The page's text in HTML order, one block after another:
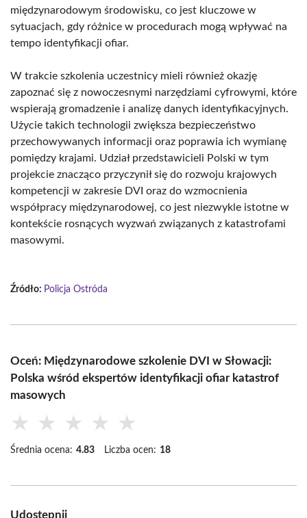
międzynarodowym środowisku, co jest kluczowe w
sytuacjach, gdy różnice w procedurach mogą wpływać na
tempo identyfikacji ofiar.
W trakcie szkolenia uczestnicy mieli również okazję
zapoznać się z nowoczesnymi narzędziami cyfrowymi, które
wspierają gromadzenie i analizę danych identyfikacyjnych.
Użycie takich technologii zwiększa bezpieczeństwo
przechowywanych informacji oraz poprawia ich wymianę
pomiędzy krajami. Udział przedstawicieli Polski w tym
projekcie znacząco przyczynił się do rozwoju krajowych
kompetencji w zakresie DVI oraz do wzmocnienia
współpracy międzynarodowej, co jest niezwykle istotne w
kontekście rosnących wyzwań związanych z katastrofami
masowymi.
Źródło: Policja Ostróda
Oceń: Międzynarodowe szkolenie DVI w Słowacji:
Polska wśród ekspertów identyfikacji ofiar katastrof
masowych
★ ★ ★ ★ ★
Średnia ocena: 4.83 Liczba ocen: 18
Udostępnij